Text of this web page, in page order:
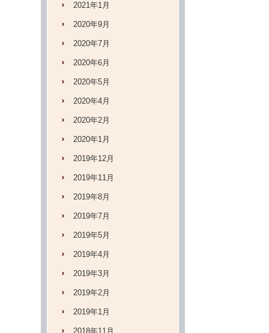
2021年1月
2020年9月
2020年7月
2020年6月
2020年5月
2020年4月
2020年2月
2020年1月
2019年12月
2019年11月
2019年8月
2019年7月
2019年5月
2019年4月
2019年3月
2019年2月
2019年1月
2018年11月